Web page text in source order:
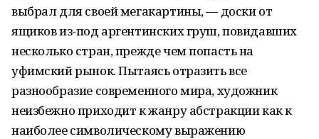
выбрал для своей мегакартины, — доски от
ящиков из-под аргентинских груш, повидавших
несколько стран, прежде чем попасть на
уфимский рынок. Пытаясь отразить все
разнообразие современного мира, художник
неизбежно приходит к жанру абстракции как к
наиболее символическому выражению